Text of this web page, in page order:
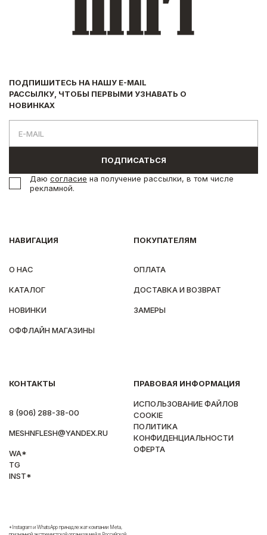
НАВИГАЦИЯ
О НАС
КАТАЛОГ
НОВИНКИ
ОФФЛАЙН МАГАЗИНЫ
ПОКУПАТЕЛЯМ
ОПЛАТА
ДОСТАВКА И ВОЗВРАТ
ЗАМЕРЫ
КОНТАКТЫ
8 (906) 288-38-00
MESHNFLESH@YANDEX.RU
WA*
TG
INST*
ПРАВОВАЯ ИНФОРМАЦИЯ
ИСПОЛЬЗОВАНИЕ ФАЙЛОВ
COOKIE
ПОЛИТИКА
КОНФИДЕНЦИАЛЬНОСТИ
ОФЕРТА
ПОДПИШИТЕСЬ НА НАШУ E-MAIL
РАССЫЛКУ, ЧТОБЫ ПЕРВЫМИ УЗНАВАТЬ О
НОВИНКАХ
ПОДПИСАТЬСЯ
Даю согласие на получение рассылки, в том числе
рекламной.
*Instagram и WhatsApp принадлежат компании Meta,